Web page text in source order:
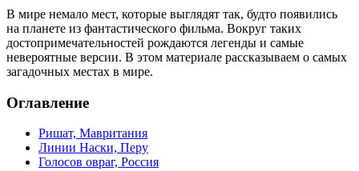
В мире немало мест, которые выглядят так, будто появились
на планете из фантастического фильма. Вокруг таких
достопримечательностей рождаются легенды и самые
невероятные версии. В этом материале рассказываем о самых
загадочных местах в мире.
Оглавление
Ришат, Мавритания
Линии Наски, Перу
Голосов овраг, Россия